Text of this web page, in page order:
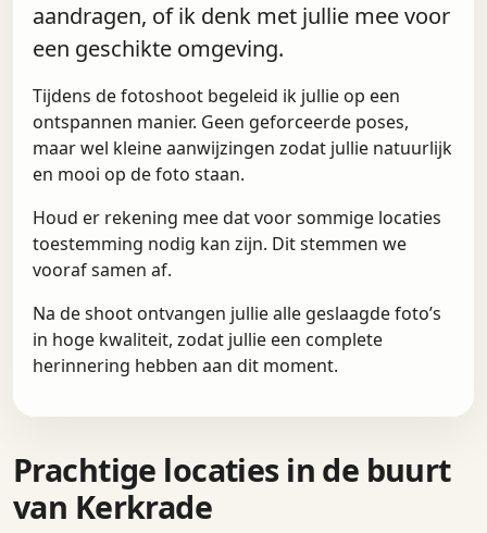
aandragen, of ik denk met jullie mee voor
een geschikte omgeving.
Tijdens de fotoshoot begeleid ik jullie op een
ontspannen manier. Geen geforceerde poses,
maar wel kleine aanwijzingen zodat jullie natuurlijk
en mooi op de foto staan.
Houd er rekening mee dat voor sommige locaties
toestemming nodig kan zijn. Dit stemmen we
vooraf samen af.
Na de shoot ontvangen jullie alle geslaagde foto’s
in hoge kwaliteit, zodat jullie een complete
herinnering hebben aan dit moment.
Prachtige locaties in de buurt
van Kerkrade